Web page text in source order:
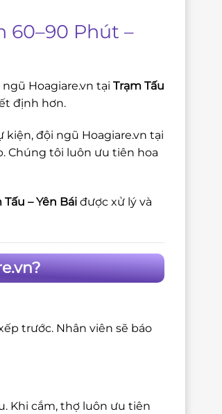
60–90 Phút –
Hoagiare.vn tại Trạm Tấu
định hơn.
đội ngũ Hoagiare.vn tại
Chúng tôi luôn ưu tiên hoa
Tấu – Yên Bái được xử lý và
trước. Nhân viên sẽ báo
Khi cắm, thợ luôn ưu tiên